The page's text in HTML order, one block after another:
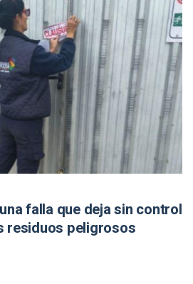
falla que deja sin control
residuos peligrosos